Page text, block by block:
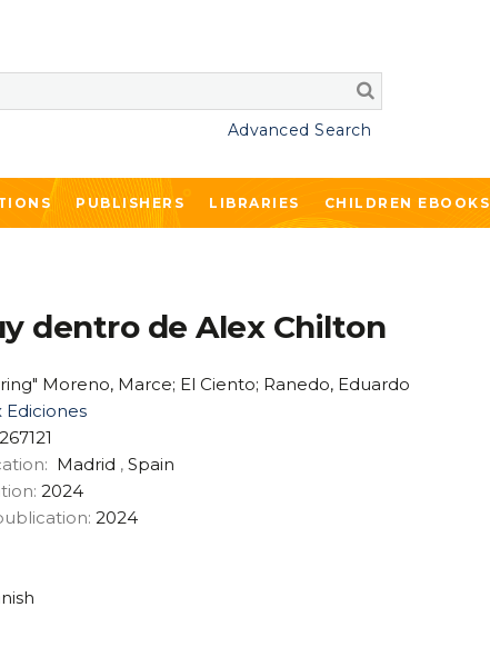
Advanced Search
PUBLISHERS LIBRARIES CHILDREN EBOOKS
dentro de Alex Chilton
Moreno, Marce; El Ciento; Ranedo, Eduardo
Ediciones
Madrid , Spain
2024
2024